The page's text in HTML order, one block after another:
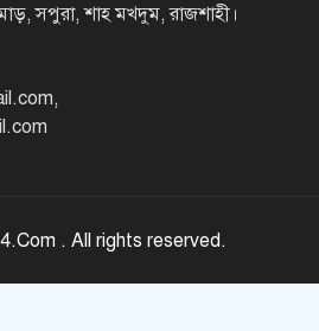
সপুরা, শাহ মখদুম, রাজশাহী।
,
. All rights reserved.